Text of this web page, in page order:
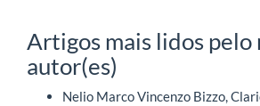
Artigos mais lidos pelo
autor(es)
Nelio Marco Vincenzo Bizzo,